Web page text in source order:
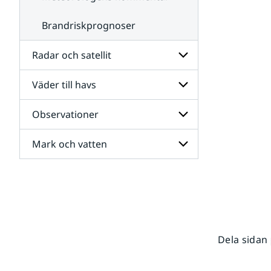
Brandriskprognoser
Radar och satellit
Undersidor
för
Radar
och
satellit
Väder till havs
Undersidor
för
Väder
till
havs
Observationer
Undersidor
för
Mark och vatten
Dela sidan